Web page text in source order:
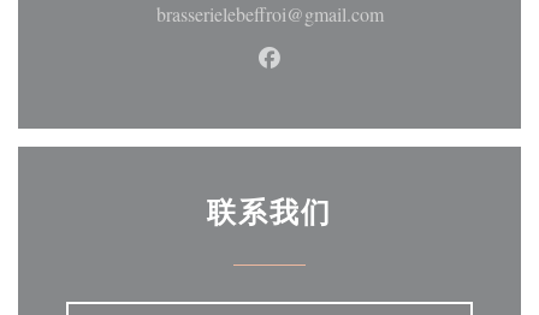
brasserielebeffroi@gmail.com
Facebook ((在新窗口中打开))
联系我们